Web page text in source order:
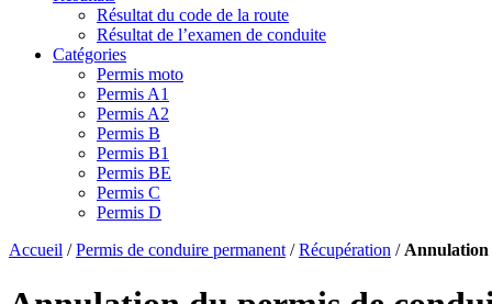
Résultat du code de la route
Résultat de l’examen de conduite
Catégories
Permis moto
Permis A1
Permis A2
Permis B
Permis B1
Permis BE
Permis C
Permis D
Accueil /Permis de conduire permanent /Récupération / Annulation